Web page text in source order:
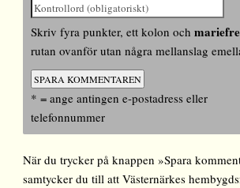
Skriv fyra punkter, ett kolon och
rutan ovanför utan några mellanslag
* = ange antingen e-postadress eller
telefonnummer
När du trycker på knappen »Spara
samtycker du till att Västernärkes